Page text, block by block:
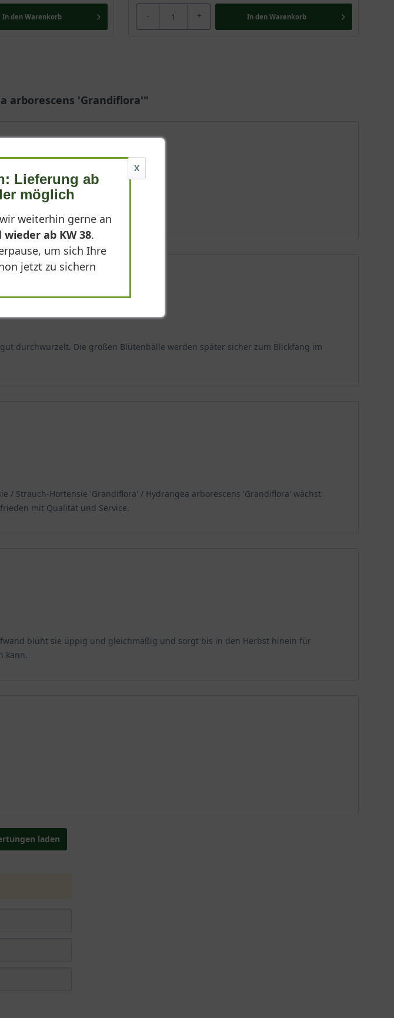
In den Warenkorb - + In den Warenkorb
arborescens 'Grandiflora'"
wieder.
durchwurzelt. Die großen Blütenbälle werden später sicher zum Blickfang im
/ Strauch-Hortensie 'Grandiflora' / Hydrangea arborescens 'Grandiflora' wächst
mit Qualität und Service.
blüht sie üppig und gleichmäßig und sorgt bis in den Herbst hinein für
kann.
laden
X
Lieferung ab
möglich
weiterhin gerne an
wieder ab KW 38.
um sich Ihre
jetzt zu sichern